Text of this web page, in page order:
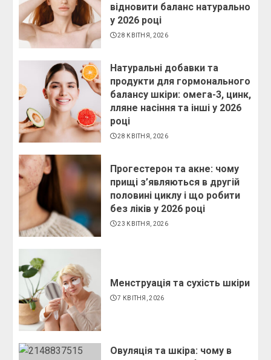
відновити баланс натурально
у 2026 році
28 КВІТНЯ, 2026
Натуральні добавки та
продукти для гормонального
балансу шкіри: омега-3, цинк,
лляне насіння та інші у 2026
році
28 КВІТНЯ, 2026
Прогестерон та акне: чому
прищі з’являються в другій
половині циклу і що робити
без ліків у 2026 році
23 КВІТНЯ, 2026
Менструація та сухість шкіри
7 КВІТНЯ, 2026
Овуляція та шкіра: чому в